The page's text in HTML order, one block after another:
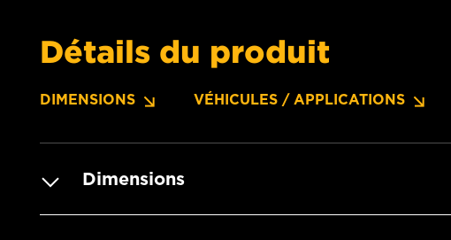
Détails du produit
DIMENSIONS VÉHICULES / APPLICATIONS
Dimensions